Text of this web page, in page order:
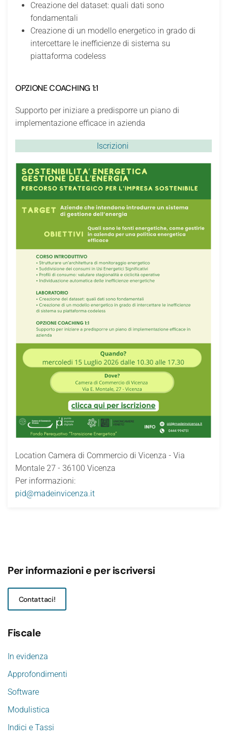
Creazione del dataset: quali dati sono
fondamentali
Creazione di un modello energetico in grado di
intercettare le inefficienze di sistema su
piattaforma codeless
OPZIONE COACHING 1:1
Supporto per iniziare a predisporre un piano di
implementazione efficace in azienda
Iscrizioni
Location Camera di Commercio di Vicenza - Via
Montale 27 - 36100 Vicenza
Per informazioni:
pid@madeinvicenza.it
Per informazioni e per iscriversi
Contattaci!
Fiscale
In evidenza
Approfondimenti
Software
Modulistica
Indici e Tassi